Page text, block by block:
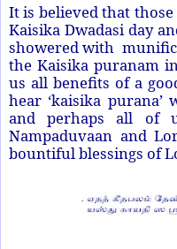
It is believed that
Kaisika Dwadasi day
showered with
the Kaisika puranam
us all benefits of a
hear ‘kaisika purana’
and perhaps all of
Nampaduvaan and
bountiful blessings of